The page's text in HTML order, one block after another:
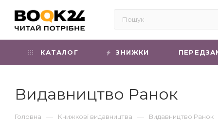
КАТАЛОГ ЗНИЖКИ
Видавництво Ранок
Головна — Книжкові видавництва — Видавництво Ранок